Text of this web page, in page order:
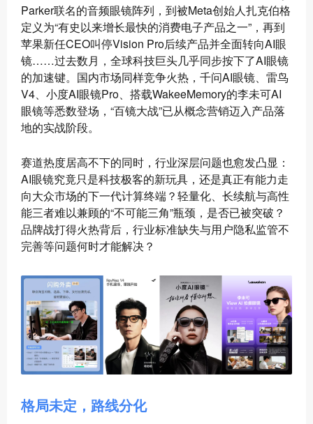
Parker联名的音频眼镜阵列，到被Meta创始人扎克伯格
定义为“有史以来增长最快的消费电子产品之一”，再到
苹果新任CEO叫停Vision Pro后续产品并全面转向AI眼
镜……过去数月，全球科技巨头几乎同步按下了AI眼镜
的加速键。国内市场同样竞争火热，千问AI眼镜、雷鸟
V4、小度AI眼镜Pro、搭载WakeeMemory的李未可AI
眼镜等悉数登场，“百镜大战”已从概念营销迈入产品落
地的实战阶段。
赛道热度居高不下的同时，行业深层问题也愈发凸显：
AI眼镜究竟只是科技极客的新玩具，还是真正有能力走
向大众市场的下一代计算终端？轻量化、长续航与高性
能三者难以兼顾的“不可能三角”瓶颈，是否已被突破？
品牌战打得火热背后，行业标准缺失与用户隐私监管不
完善等问题何时才能解决？
格局未定，路线分化